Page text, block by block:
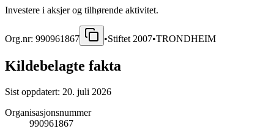
Investere i aksjer og tilhørende aktivitet.
Org.nr: 990961867 •Stiftet 2007•TRONDHEIM
Kildebelagte fakta
Sist oppdatert: 20. juli 2026
Organisasjonsnummer
990961867